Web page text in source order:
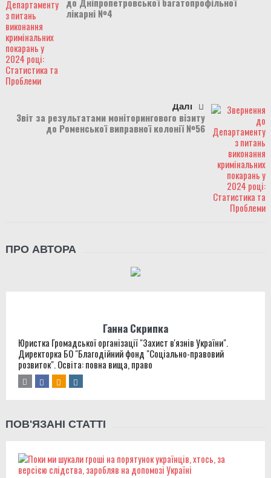
лікарні №4
Далі
Звіт за результатами моніторингового візиту
до Роменської виправної колонії №56
ПРО АВТОРА
Ганна Скрипка
Юристка Громадської організації "Захист в'язнів України".
Директорка БО "Благодійний фонд "Соціально-правовий
розвиток". Освіта: повна вища, право
ПОВ'ЯЗАНІ СТАТТІ